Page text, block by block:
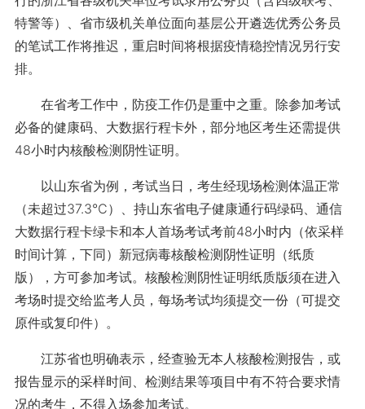
特警等）、省市级机关单位面向基层公开遴选优秀公务员
的笔试工作将推迟，重启时间将根据疫情稳控情况另行安
排。
在省考工作中，防疫工作仍是重中之重。除参加考试
必备的健康码、大数据行程卡外，部分地区考生还需提供
48小时内核酸检测阴性证明。
以山东省为例，考试当日，考生经现场检测体温正常
（未超过37.3℃）、持山东省电子健康通行码绿码、通信
大数据行程卡绿卡和本人首场考试考前48小时内（依采样
时间计算，下同）新冠病毒核酸检测阴性证明（纸质
版），方可参加考试。核酸检测阴性证明纸质版须在进入
考场时提交给监考人员，每场考试均须提交一份（可提交
原件或复印件）。
江苏省也明确表示，经查验无本人核酸检测报告，或
报告显示的采样时间、检测结果等项目中有不符合要求情
况的考生，不得入场参加考试。